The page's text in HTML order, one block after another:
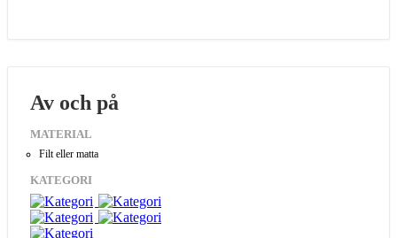
Av och på
MATERIAL
Filt eller matta
KATEGORI